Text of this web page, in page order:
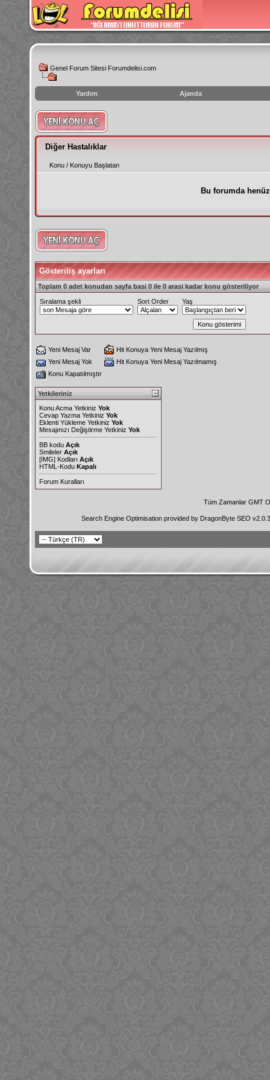
Genel Forum Sitesi Forumdelisi.com
Yardım Ajanda
instagram
izlenme
hilesi
Diğer Hastalıklar
Konu / Konuyu Başlatan
Bu forumda
Gösteriliş ayarları
Toplam 0 adet konudan sayfa basi 0 ile 0 arasi kadar konu gösteriliyor
Sıralama şekli Sort Order Yaş
Yeni Mesaj Var
Hit Konuya Yeni Mesaj Yazılmış
Yeni Mesaj Yok
Hit Konuya Yeni Mesaj Yazılmamış
Konu Kapatılmıştır
Yetkileriniz
Konu Acma Yetkiniz Yok
Cevap Yazma Yetkiniz Yok
Eklenti Yükleme Yetkiniz Yok
Mesajınızı Değiştirme Yetkiniz Yok
BB kodu Açık
Smileler Açık
[IMG] Kodları Açık
HTML-Kodu Kapalı
Forum Kuralları
Tüm Zamanlar GMT
Search Engine Optimisation provided by DragonByte SEO